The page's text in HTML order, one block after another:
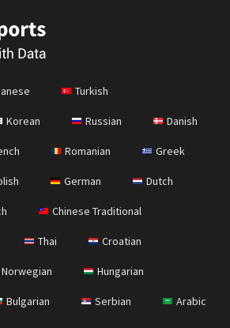
Turkish
Korean Russian Danish
Romanian Greek
German Dutch
Chinese Traditional
Thai Croatian
Norwegian Hungarian
Bulgarian Serbian Arabic